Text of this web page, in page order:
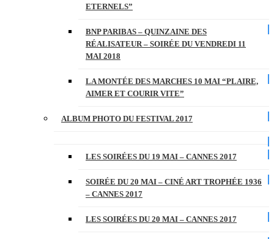
ETERNELS”
BNP PARIBAS – QUINZAINE DES
RÉALISATEUR – SOIRÉE DU VENDREDI 11
MAI 2018
LA MONTÉE DES MARCHES 10 MAI “PLAIRE,
AIMER ET COURIR VITE”
ALBUM PHOTO DU FESTIVAL 2017
LES SOIRÉES DU 19 MAI – CANNES 2017
SOIRÉE DU 20 MAI – CINÉ ART TROPHÉE 1936
– CANNES 2017
LES SOIRÉES DU 20 MAI – CANNES 2017